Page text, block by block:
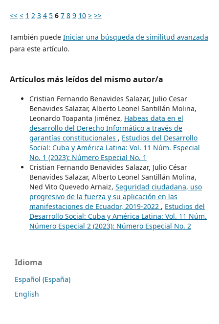
<< < 1 2 3 4 5 6 7 8 9 10 > >>
También puede Iniciar una búsqueda de similitud avanzada
para este artículo.
Artículos más leídos del mismo autor/a
Cristian Fernando Benavides Salazar, Julio Cesar
Benavides Salazar, Alberto Leonel Santillán Molina,
Leonardo Toapanta Jiménez, Habeas data en el
desarrollo del Derecho Informático a través de
garantías constitucionales , Estudios del Desarrollo
Social: Cuba y América Latina: Vol. 11 Núm. Especial
No. 1 (2023): Número Especial No. 1
Cristian Fernando Benavides Salazar, Julio César
Benavides Salazar, Alberto Leonel Santillán Molina,
Ned Vito Quevedo Arnaiz, Seguridad ciudadana, uso
progresivo de la fuerza y su aplicación en las
manifestaciones de Ecuador, 2019-2022 , Estudios del
Desarrollo Social: Cuba y América Latina: Vol. 11 Núm.
Número Especial 2 (2023): Número Especial No. 2
Idioma
Español (España)
English